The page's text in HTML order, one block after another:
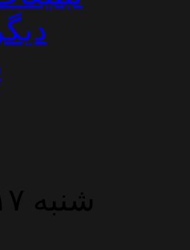
شنبه ۱۷ مرداد ۱۴۰۵